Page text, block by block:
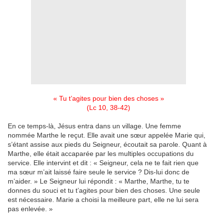
« Tu t’agites pour bien des choses »
(Lc 10, 38-42)
En ce temps-là, Jésus entra dans un village. Une femme
nommée Marthe le reçut. Elle avait une sœur appelée Marie qui,
s’étant assise aux pieds du Seigneur, écoutait sa parole. Quant à
Marthe, elle était accaparée par les multiples occupations du
service. Elle intervint et dit : « Seigneur, cela ne te fait rien que
ma sœur m’ait laissé faire seule le service ? Dis-lui donc de
m’aider. » Le Seigneur lui répondit : « Marthe, Marthe, tu te
donnes du souci et tu t’agites pour bien des choses. Une seule
est nécessaire. Marie a choisi la meilleure part, elle ne lui sera
pas enlevée. »